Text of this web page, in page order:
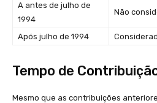
A antes de julho de
1994
Não
Após julho de 1994
Tempo de
Mesmo que as contribuições